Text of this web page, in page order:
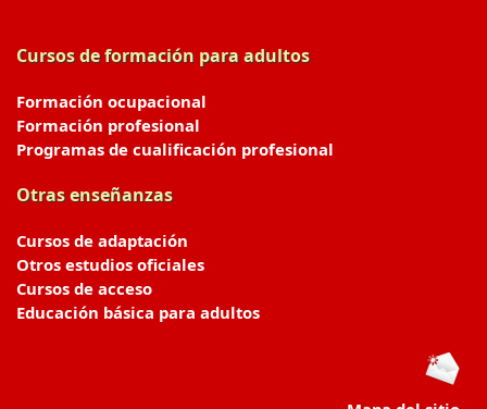
Cursos de formación para adultos
Formación ocupacional
Formación profesional
Programas de cualificación profesional
Otras enseñanzas
Cursos de adaptación
Otros estudios oficiales
Cursos de acceso
Educación básica para adultos